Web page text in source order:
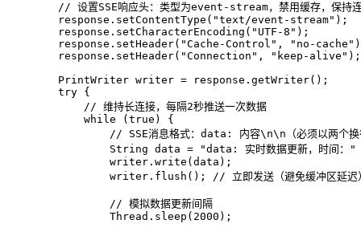
// 设置SSE响应头：类型为event-stream，禁用缓存，保持
        response.setContentType(
"text/event-stream" );
        response.setCharacterEncoding(
"UTF-8" );
        response.setHeader(
"Cache-Control" , "no-cache"
        response.setHeader(
"Connection" , "keep-alive" );
PrintWriter writer = response.getWriter();
try {
// 维持长连接，每隔2秒推送一次数据
while ( true ) {
// SSE消息格式：data: 内容\n\n（必须以两个换
String data = "data: 实时数据更新，时间："
                writer.write(data);
                writer.flush();
// 立即发送（避免缓冲区延迟
// 模拟数据更新间隔
                Thread.sleep(
2000 );